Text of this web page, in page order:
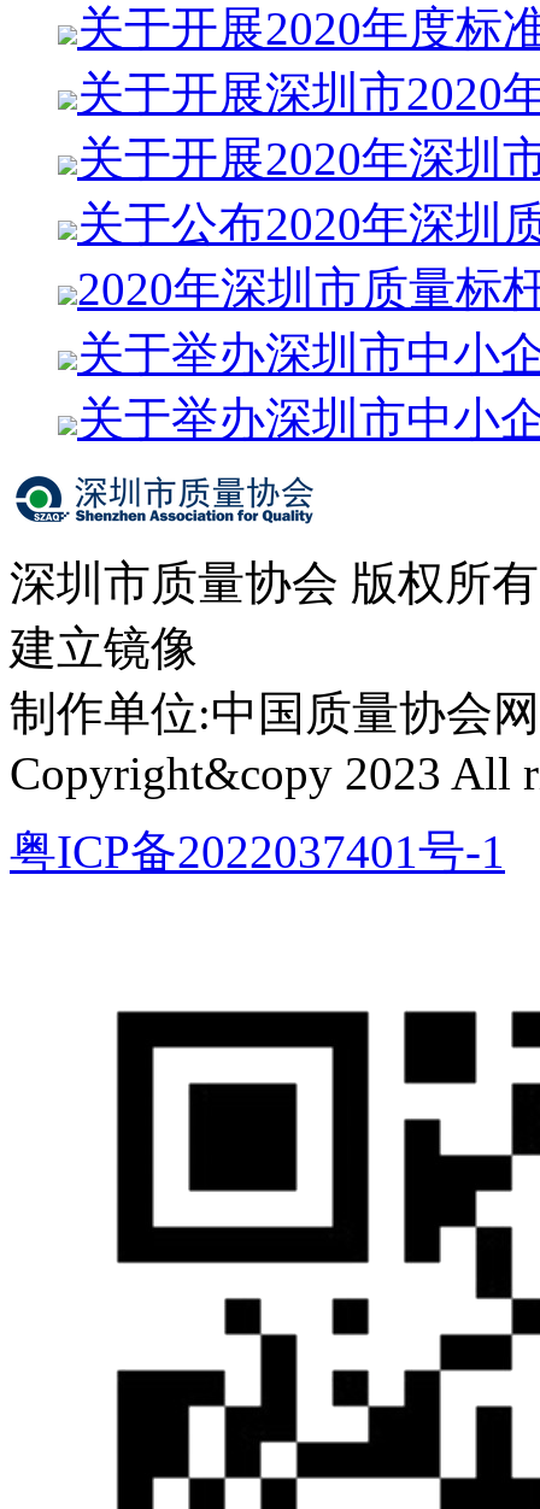
关于开展2020年度标
关于开展深圳市2020
关于开展2020年深圳
关于公布2020年深圳
2020年深圳市质量标
关于举办深圳市中小
关于举办深圳市中小
深圳市质量协会 版权所
建立镜像
制作单位:中国质量协会
Copyright&copy 2023 All
粤ICP备2022037401号-1